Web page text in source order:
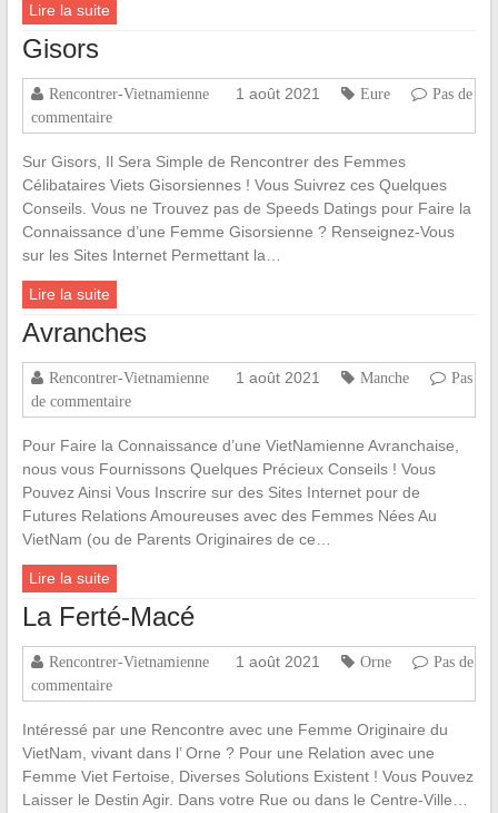
Lire la suite
Gisors
Rencontrer-Vietnamienne 1 août 2021 Eure
Pas de
commentaire
Sur Gisors, Il Sera Simple de Rencontrer des Femmes
Célibataires Viets Gisorsiennes ! Vous Suivrez ces Quelques
Conseils. Vous ne Trouvez pas de Speeds Datings pour Faire la
Connaissance d’une Femme Gisorsienne ? Renseignez-Vous
sur les Sites Internet Permettant la…
Lire la suite
Avranches
Rencontrer-Vietnamienne 1 août 2021 Manche
Pas
de commentaire
Pour Faire la Connaissance d’une VietNamienne Avranchaise,
nous vous Fournissons Quelques Précieux Conseils ! Vous
Pouvez Ainsi Vous Inscrire sur des Sites Internet pour de
Futures Relations Amoureuses avec des Femmes Nées Au
VietNam (ou de Parents Originaires de ce…
Lire la suite
La Ferté-Macé
Rencontrer-Vietnamienne 1 août 2021 Orne
Pas de
commentaire
Intéressé par une Rencontre avec une Femme Originaire du
VietNam, vivant dans l’ Orne ? Pour une Relation avec une
Femme Viet Fertoise, Diverses Solutions Existent ! Vous Pouvez
Laisser le Destin Agir. Dans votre Rue ou dans le Centre-Ville…